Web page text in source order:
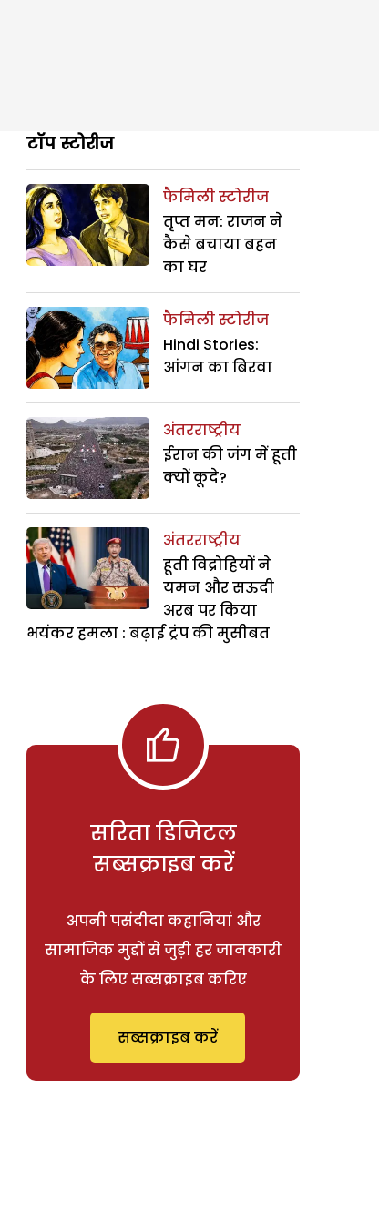
टॉप स्टोरीज
फैमिली स्टोरीज
तृप्त मन: राजन ने
कैसे बचाया बहन
का घर
फैमिली स्टोरीज
Hindi Stories:
आंगन का बिरवा
अंतरराष्ट्रीय
ईरान की जंग में हूती
क्यों कूदे?
अंतरराष्ट्रीय
हूती विद्रोहियों ने
यमन और सऊदी
अरब पर किया
भयंकर हमला : बढ़ाई ट्रंप की मुसीबत
सरिता डिजिटल
सब्सक्राइब करें
अपनी पसंदीदा कहानियां और
सामाजिक मुद्दों से जुड़ी हर जानकारी
के लिए सब्सक्राइब करिए
सब्सक्राइब करें